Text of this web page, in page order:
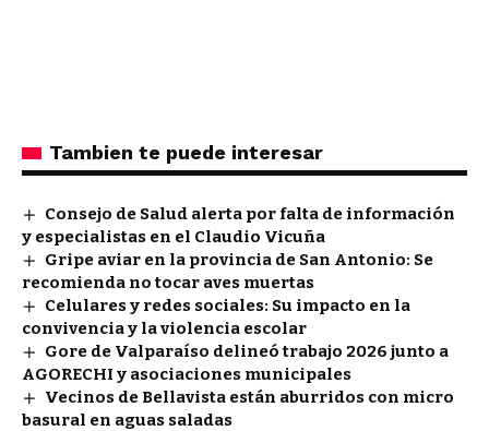
Tambien te puede interesar
Consejo de Salud alerta por falta de información
y especialistas en el Claudio Vicuña
Gripe aviar en la provincia de San Antonio: Se
recomienda no tocar aves muertas
Celulares y redes sociales: Su impacto en la
convivencia y la violencia escolar
Gore de Valparaíso delineó trabajo 2026 junto a
AGORECHI y asociaciones municipales
Vecinos de Bellavista están aburridos con micro
basural en aguas saladas